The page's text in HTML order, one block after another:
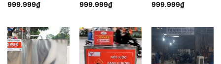
999.999₫
999.999₫ 999.999₫